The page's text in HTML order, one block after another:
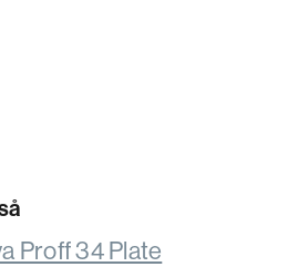
Proff 34 Plate